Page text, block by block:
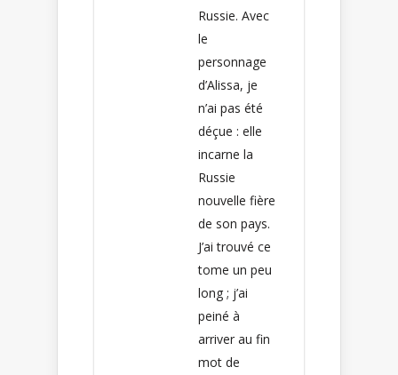
Russie. Avec
le
personnage
d’Alissa, je
n’ai pas été
déçue : elle
incarne la
Russie
nouvelle fière
de son pays.
J’ai trouvé ce
tome un peu
long ; j’ai
peiné à
arriver au fin
mot de